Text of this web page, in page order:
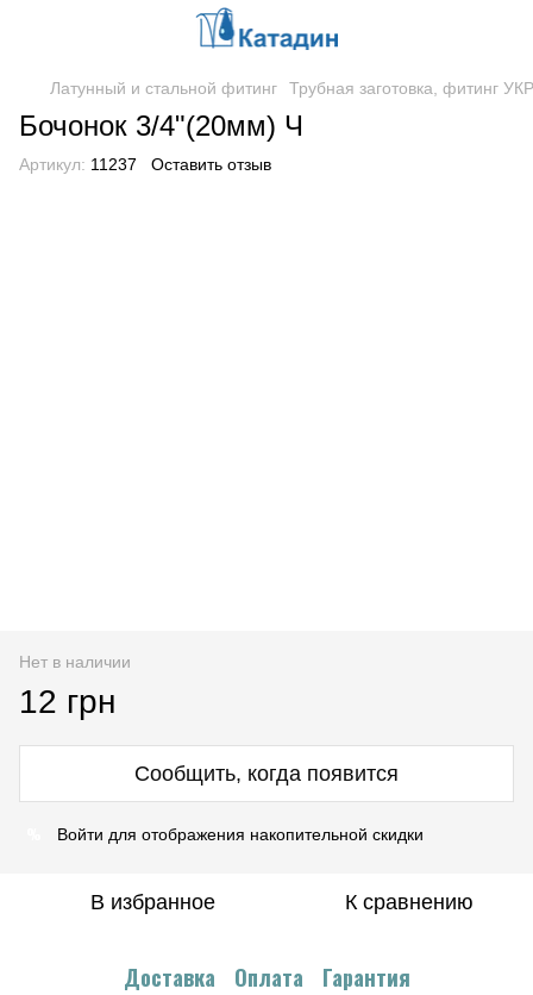
Латунный и стальной фитинг Трубная заготовка, фитинг
Бочонок 3/4"(20мм) Ч
Артикул: 11237 Оставить отзыв
Нет в наличии
12 грн
Сообщить, когда появится
Войти для отображения накопительной скидки
В избранное К сравнению
Доставка Оплата Гарантия